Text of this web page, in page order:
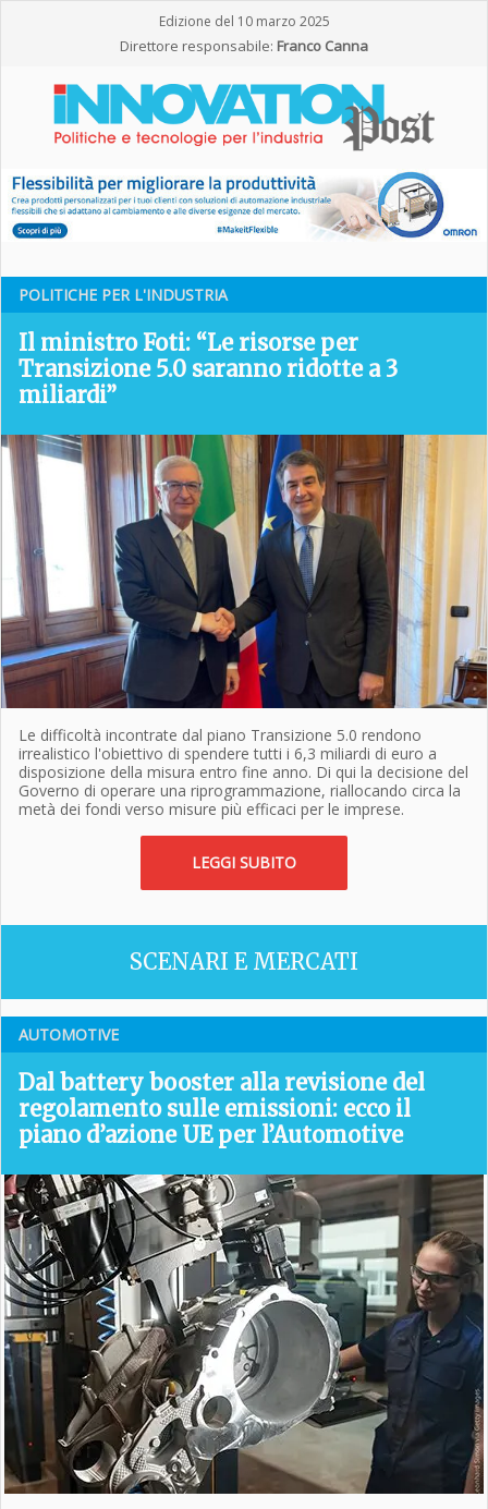
Edizione del 10 marzo 2025
Direttore responsabile: Franco Canna
POLITICHE PER L'INDUSTRIA
Il ministro Foti: “Le risorse per
Transizione 5.0 saranno ridotte a 3
miliardi”
Le difficoltà incontrate dal piano Transizione 5.0 rendono
irrealistico l'obiettivo di spendere tutti i 6,3 miliardi di euro a
disposizione della misura entro fine anno. Di qui la decisione del
Governo di operare una riprogrammazione, riallocando circa la
metà dei fondi verso misure più efficaci per le imprese.
LEGGI SUBITO
SCENARI E MERCATI
AUTOMOTIVE
Dal battery booster alla revisione del
regolamento sulle emissioni: ecco il
piano d’azione UE per l’Automotive